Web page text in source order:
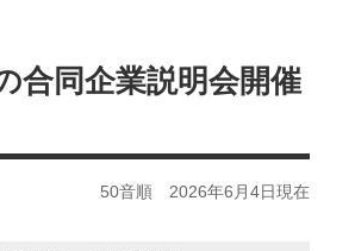
合同企業説明会開催
50音順 2026年6月4日現在